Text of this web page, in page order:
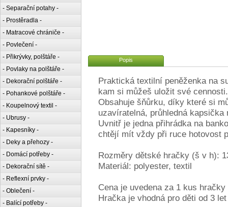
- Separační potahy -
- Prostěradla -
- Matracové chrániče -
- Povlečení -
- Přikrývky, polštáře -
- Povlaky na polštáře -
- Dekorační polštáře -
- Pohankové polštáře -
- Koupelnový textil -
- Ubrusy -
- Kapesníky -
- Deky a přehozy -
- Domácí potřeby -
- Dekorační sítě -
- Reflexní prvky -
- Oblečení -
- Balící potřeby -
Popis
Praktická textilní peněženka na
kam si můžeš uložit své cennosti.
Obsahuje šňůrku, díky které si
uzavíratelná, průhledná kapsička
Uvnitř je jedna přihrádka na
chtějí mít vždy při ruce hotovost
Rozměry dětské hračky (š v h):
Materiál: polyester, textil
Cena je uvedena za 1 kus hračky
Hračka je vhodná pro děti od 3 let